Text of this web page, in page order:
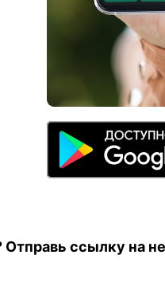
ссылку на